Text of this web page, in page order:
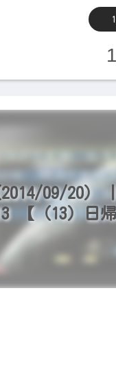
09/20）
【（13）日